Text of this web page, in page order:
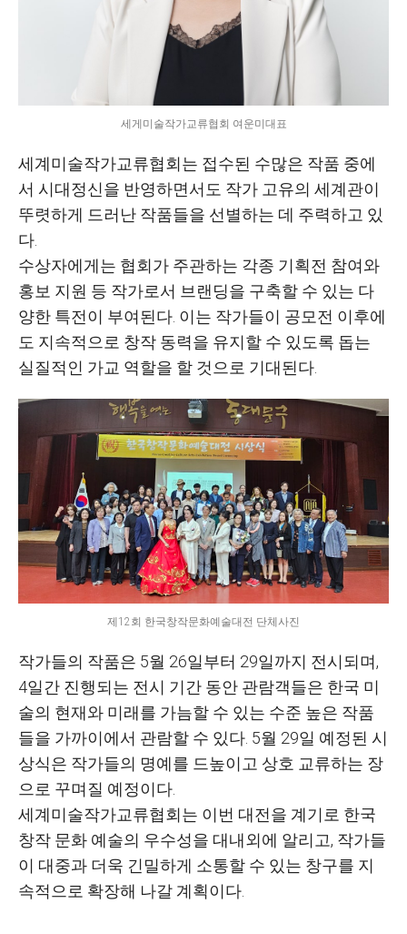
세게미술작가교류협회 여운미대표
세계미술작가교류협회는 접수된 수많은 작품 중에
서 시대정신을 반영하면서도 작가 고유의 세계관이
뚜렷하게 드러난 작품들을 선별하는 데 주력하고 있
다
수상자에게는 협회가 주관하는 각종 기획전 참여와
홍보 지원 등 작가로서 브랜딩을 구축할 수 있는 다
양한 특전이 부여된다 이는 작가들이 공모전 이후에
도 지속적으로 창작 동력을 유지할 수 있도록 돕는
실질적인 가교 역할을 할 것으로 기대된다
제12회 한국창작문화예술대전 단체사진
작가들의 작품은 5월 26일부터 29일까지 전시되며,
4일간 진행되는 전시 기간 동안 관람객들은 한국 미
술의 현재와 미래를 가늠할 수 있는 수준 높은 작품
들을 가까이에서 관람할 수 있다 . 5월 29일 예정된 시
상식은 작가들의 명예를 드높이고 상호 교류하는 장
으로 꾸며질 예정이다
세계미술작가교류협회는 이번 대전을 계기로 한국
창작 문화 예술의 우수성을 대내외에 알리고, 작가들
이 대중과 더욱 긴밀하게 소통할 수 있는 창구를 지
속적으로 확장해 나갈 계획이다